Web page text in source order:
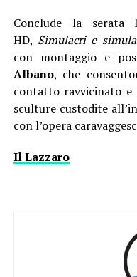
Conclude la serata
HD, Simulacri e
con montaggio e
Albano, che
contatto ravvicinato
sculture custodite
con l’opera
Il Lazzaro